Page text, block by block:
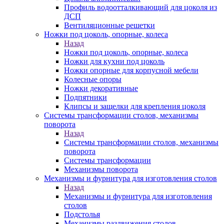
Профиль водоотталкивающий для цоколя из
ДСП
Вентиляционные решетки
Ножки под цоколь, опорные, колеса
Назад
Ножки под цоколь, опорные, колеса
Ножки для кухни под цоколь
Ножки опорные для корпусной мебели
Колесные опоры
Ножки декоративные
Подпятники
Клипсы и защелки для крепления цоколя
Системы трансформации столов, механизмы
поворота
Назад
Системы трансформации столов, механизмы
поворота
Системы трансформации
Механизмы поворота
Механизмы и фурнитура для изготовления столов
Назад
Механизмы и фурнитура для изготовления
столов
Подстолья